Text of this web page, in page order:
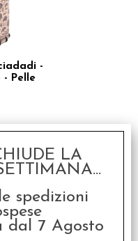
-
- Pelle
SCONTO 20%
LA
spedizioni
dal 7 Agosto